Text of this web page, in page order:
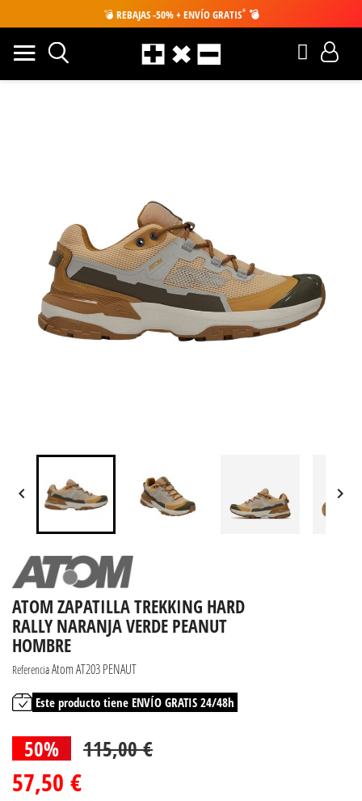
💣 REBAJAS -50% + ENVÍO GRATIS* 💣
 
ATOM ZAPATILLA TREKKING HARD
RALLY NARANJA VERDE PEANUT
HOMBRE
ReferenciaAtom AT203 PENAUT
Este producto tiene ENVÍO GRATIS 24/48h
50% 115,00 €
57,50 €